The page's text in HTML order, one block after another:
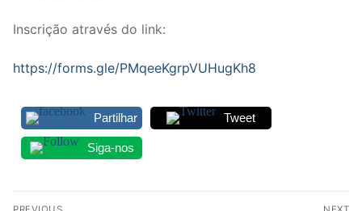
Inscrição através do link:
https://forms.gle/PMqeeKgrpVUHugKh8
Partilhar Tweet
Siga-nos
Navegação